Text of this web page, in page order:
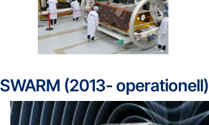
SWARM (2013- operationell)